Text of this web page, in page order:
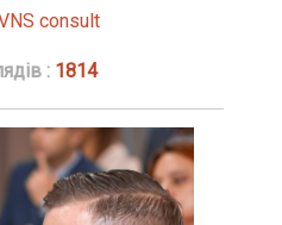
consult
: 1814